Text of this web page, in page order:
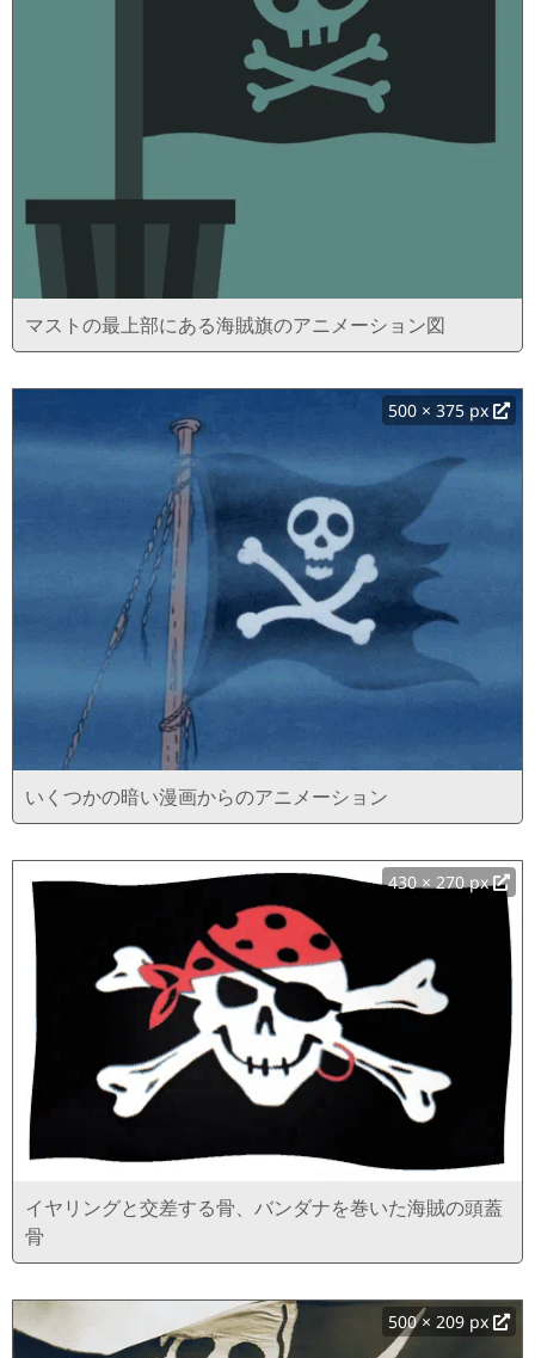
マストの最上部にある海賊旗のアニメーション図
500 × 375 px
いくつかの暗い漫画からのアニメーション
430 × 270 px
イヤリングと交差する骨、バンダナを巻いた海賊の頭蓋
骨
500 × 209 px